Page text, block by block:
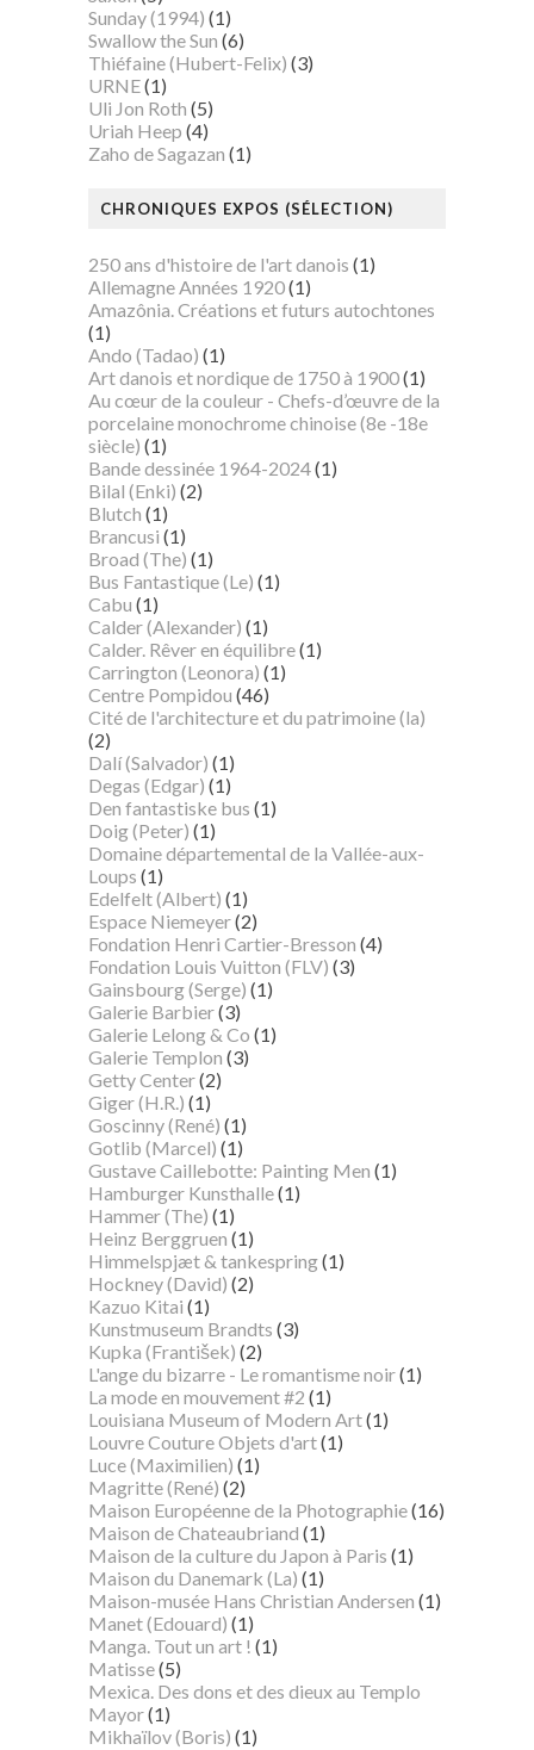
Sunday (1994) (1)
Swallow the Sun (6)
Thiéfaine (Hubert-Felix) (3)
URNE(1)
Uli Jon Roth (5)
Uriah Heep (4)
Zaho de Sagazan (1)
CHRONIQUES EXPOS (SÉLECTION)
250 ans d'histoire de l'art danois (1)
Allemagne Années 1920(1)
Amazônia. Créations et futurs autochtones
(1)
Ando (Tadao) (1)
Art danois et nordique de 1750 à 1900(1)
Au cœur de la couleur - Chefs-d’œuvre de la
porcelaine monochrome chinoise (8e -18e
siècle) (1)
Bande dessinée 1964-2024(1)
Bilal (Enki) (2)
Blutch (1)
Brancusi (1)
Broad (The) (1)
Bus Fantastique (Le) (1)
Cabu (1)
Calder (Alexander) (1)
Calder. Rêver en équilibre(1)
Carrington (Leonora) (1)
Centre Pompidou (46)
Cité de l'architecture et du patrimoine (la)
(2)
Dalí (Salvador) (1)
Degas (Edgar) (1)
Den fantastiske bus (1)
Doig (Peter) (1)
Domaine départemental de la Vallée-aux-
Loups (1)
Edelfelt (Albert) (1)
Espace Niemeyer(2)
Fondation Henri Cartier-Bresson (4)
Fondation Louis Vuitton (FLV) (3)
Gainsbourg (Serge) (1)
Galerie Barbier(3)
Galerie Lelong & Co (1)
Galerie Templon (3)
Getty Center(2)
Giger (H.R.) (1)
Goscinny (René) (1)
Gotlib (Marcel) (1)
Gustave Caillebotte: Painting Men (1)
Hamburger Kunsthalle(1)
Hammer (The) (1)
Heinz Berggruen (1)
Himmelspjæt & tankespring(1)
Hockney (David) (2)
Kazuo Kitai (1)
Kunstmuseum Brandts (3)
Kupka (František) (2)
L'ange du bizarre - Le romantisme noir(1)
La mode en mouvement #2 (1)
Louisiana Museum of Modern Art(1)
Louvre Couture Objets d'art(1)
Luce (Maximilien) (1)
Magritte (René) (2)
Maison Européenne de la Photographie(16)
Maison de Chateaubriand (1)
Maison de la culture du Japon à Paris (1)
Maison du Danemark (La) (1)
Maison-musée Hans Christian Andersen (1)
Manet (Edouard) (1)
Manga. Tout un art ! (1)
Matisse(5)
Mexica. Des dons et des dieux au Templo
Mayor(1)
Mikhaïlov (Boris) (1)